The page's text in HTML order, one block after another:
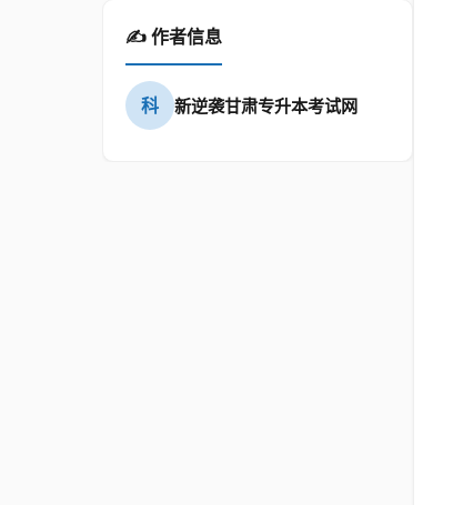
✍️ 作者信息
科 新逆袭甘肃专升本考试网